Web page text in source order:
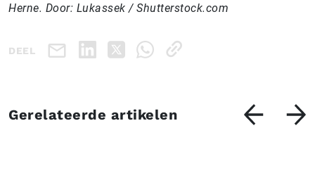
Herne. Door: Lukassek / Shutterstock.com
DEEL
Gerelateerde artikelen